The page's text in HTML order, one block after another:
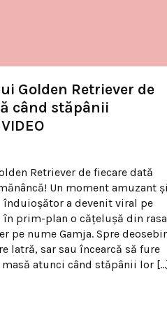
Golden Retriever de
când stăpânii
Retriever de fiecare dată
Un moment amuzant și
a devenit viral pe
în prim-plan o cățelușă din rasa
pe nume Gamja. Spre
latră, sar sau încearcă să fure
masă atunci când stăpânii lor